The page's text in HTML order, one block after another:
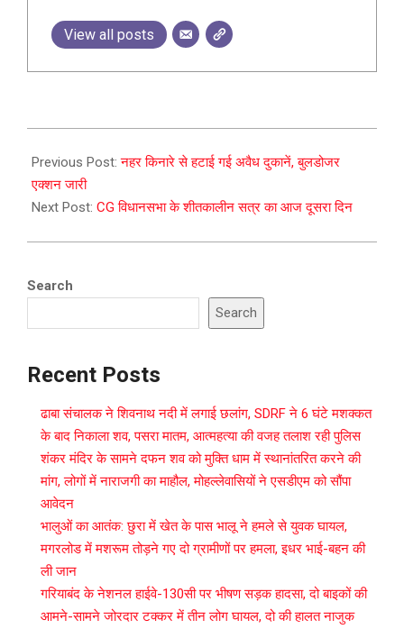
View all posts
12-
20
Previous Post:नहर किनारे से हटाई गई अवैध दुकानें, बुलडोजर
एक्शन जारी
Next Post: CG विधानसभा के शीतकालीन सत्र का आज दूसरा दिन
Search
Search
Recent Posts
ढाबा संचालक ने शिवनाथ नदी में लगाई छलांग, SDRF ने 6 घंटे मशक्कत
के बाद निकाला शव, पसरा मातम, आत्महत्या की वजह तलाश रही पुलिस
शंकर मंदिर के सामने दफन शव को मुक्ति धाम में स्थानांतरित करने की
मांग, लोगों में नाराजगी का माहौल, मोहल्लेवासियों ने एसडीएम को सौंपा
आवेदन
भालुओं का आतंक: छुरा में खेत के पास भालू ने हमले से युवक घायल,
मगरलोड में मशरूम तोड़ने गए दो ग्रामीणों पर हमला, इधर भाई-बहन की
ली जान
गरियाबंद के नेशनल हाईवे-130सी पर भीषण सड़क हादसा, दो बाइकों की
आमने-सामने जोरदार टक्कर में तीन लोग घायल, दो की हालत नाजुक